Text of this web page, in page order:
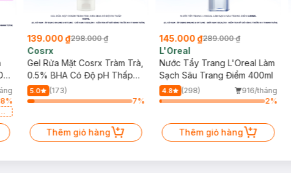
%
139.000 ₫298.000 ₫
Cosrx
Gel Rửa Mặt Cosrx Tràm Trà,
0.5% BHA Có Độ pH Thấp
150ml
5.0
(173)
7%
Thêm giỏ hàng
145.000 ₫289.000 ₫
L'Oreal
Nước Tẩy Trang L'Oreal Làm
Sạch Sâu Trang Điểm 400ml
4.8 (298)
916/tháng
2%
Thêm giỏ hàng